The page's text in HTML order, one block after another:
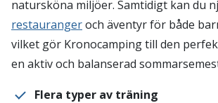
natursköna miljöer. Samtidigt kan du
restaurangeroch äventyr för både
vilket gör Kronocamping till den
en aktiv och balanserad
Flera typer av träning